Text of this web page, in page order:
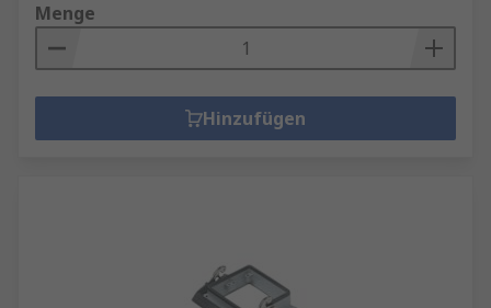
Menge
Hinzufügen